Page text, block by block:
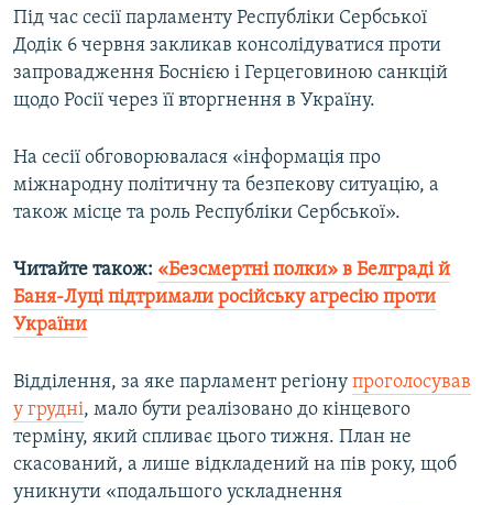
Усі сайти RFE/RL
Під час сесії парламенту Республіки Сербської
Додік 6 червня закликав консолідуватися проти
запровадження Боснією і Герцеговиною санкцій
щодо Росії через її вторгнення в Україну.
На сесії обговорювалася «інформація про
міжнародну політичну та безпекову ситуацію, а
також місце та роль Республіки Сербської».
Читайте також: «Безсмертні полки» в Белграді й
Баня-Луці підтримали російську агресію проти
України
Відділення, за яке парламент регіону проголосував
у грудні, мало бути реалізовано до кінцевого
терміну, який спливає цього тижня. План не
скасований, а лише відкладений на пів року, щоб
уникнути «подальшого ускладнення